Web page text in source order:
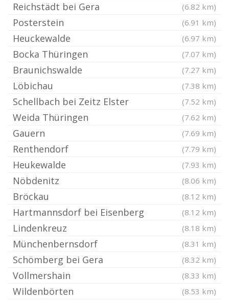
Reichstädt bei Gera (6.82 km)
Posterstein (6.91 km)
Heuckewalde (6.97 km)
Bocka Thüringen (7.07 km)
Braunichswalde (7.27 km)
Löbichau (7.38 km)
Schellbach bei Zeitz Elster (7.52 km)
Weida Thüringen (7.62 km)
Gauern (7.69 km)
Renthendorf (7.79 km)
Heukewalde (7.93 km)
Nöbdenitz (8.06 km)
Bröckau (8.12 km)
Hartmannsdorf bei Eisenberg (8.12 km)
Lindenkreuz (8.18 km)
Münchenbernsdorf (8.31 km)
Schömberg bei Gera (8.32 km)
Vollmershain (8.33 km)
Wildenbörten (8.53 km)